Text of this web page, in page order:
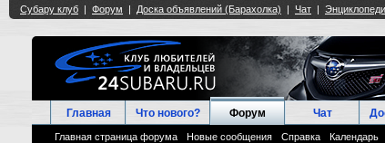
Главная Что нового? Форум
Главная страница форума Новые сообщения Справка Календарь
Чат